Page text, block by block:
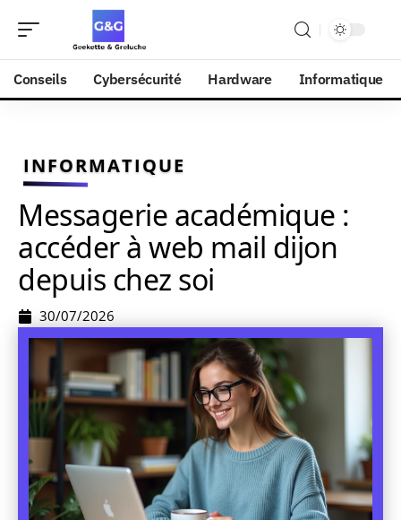
Conseils Cybersécurité Hardware Informatique
INFORMATIQUE
Messagerie académique :
accéder à web mail dijon
depuis chez soi
30/07/2026